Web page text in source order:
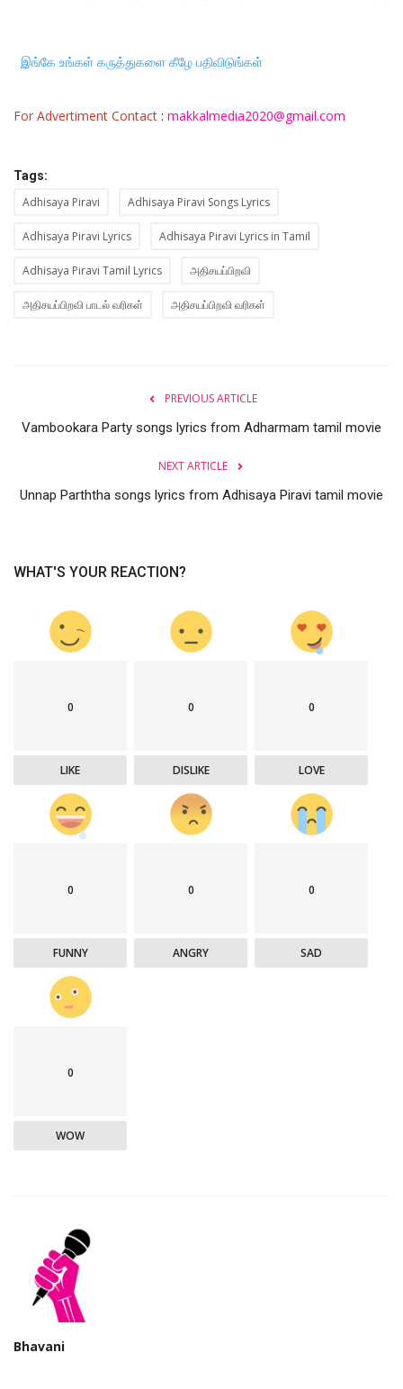
இங்கே உங்கள் கருத்துகளை கீழே பதிவிடுங்கள்
For Advertiment Contact : makkalmedia2020@gmail.com
Tags:
Adhisaya Piravi Adhisaya Piravi Songs Lyrics
Adhisaya Piravi Lyrics Adhisaya Piravi Lyrics in Tamil
Adhisaya Piravi Tamil Lyrics அதிசயப்பிறவி
அதிசயப்பிறவி பாடல் வரிகள் அதிசயப்பிறவி வரிகள்
PREVIOUS ARTICLE
Vambookara Party songs lyrics from Adharmam tamil movie
NEXT ARTICLE
Unnap Parththa songs lyrics from Adhisaya Piravi tamil movie
WHAT'S YOUR REACTION?
0
LIKE
0
DISLIKE
0
LOVE
0
FUNNY
0
ANGRY
0
SAD
0
WOW
Bhavani